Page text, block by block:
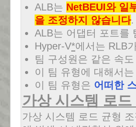
ALB는 NetBEUI와 일
을 조정하지 않습니다.
ALB는 어댑터 포트를
Hyper-V*에서는 RLB
팀 구성원은 같은 속
이 팀 유형에 대해서는
이 팀 유형은 어떠한
가상 시스템 로드
가상 시스템 로드 균형